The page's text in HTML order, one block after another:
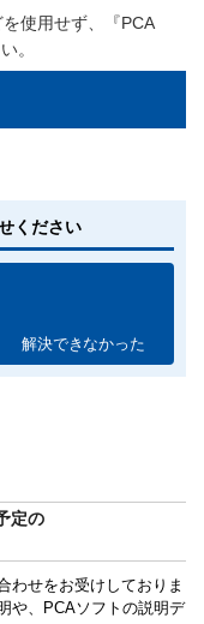
使用せず、『PCA
。
ください
解決できなかった
定の
わせをお受けしておりま
や、PCAソフトの説明デ